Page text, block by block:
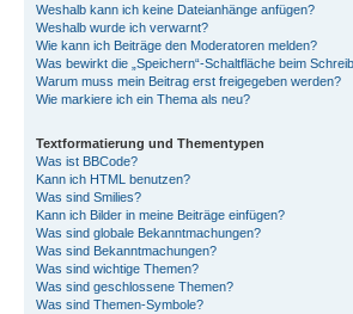
Weshalb kann ich keine Dateianhänge anfügen?
Weshalb wurde ich verwarnt?
Wie kann ich Beiträge den Moderatoren melden?
Was bewirkt die „Speichern“-Schaltfläche beim
Warum muss mein Beitrag erst freigegeben werden?
Wie markiere ich ein Thema als neu?
Textformatierung und Thementypen
Was ist BBCode?
Kann ich HTML benutzen?
Was sind Smilies?
Kann ich Bilder in meine Beiträge einfügen?
Was sind globale Bekanntmachungen?
Was sind Bekanntmachungen?
Was sind wichtige Themen?
Was sind geschlossene Themen?
Was sind Themen-Symbole?